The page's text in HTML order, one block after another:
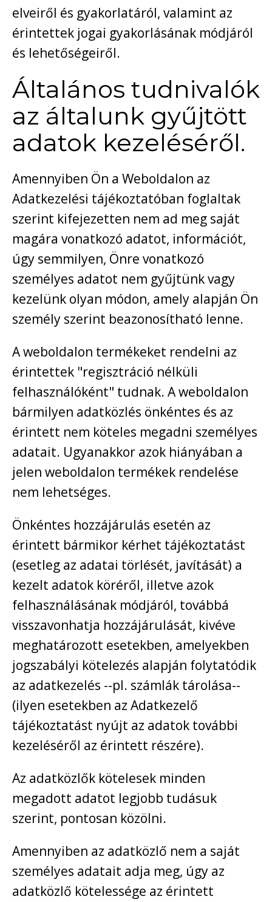
elveiről és gyakorlatáról, valamint az
érintettek jogai gyakorlásának módjáról
és lehetőségeiről.
Általános tudnivalók
az általunk gyűjtött
adatok kezeléséről.
Amennyiben Ön a Weboldalon az
Adatkezelési tájékoztatóban foglaltak
szerint kifejezetten nem ad meg saját
magára vonatkozó adatot, információt,
úgy semmilyen, Önre vonatkozó
személyes adatot nem gyűjtünk vagy
kezelünk olyan módon, amely alapján Ön
személy szerint beazonosítható lenne.
A weboldalon termékeket rendelni az
érintettek "regisztráció nélküli
felhasználóként" tudnak. A weboldalon
bármilyen adatközlés önkéntes és az
érintett nem köteles megadni személyes
adatait. Ugyanakkor azok hiányában a
jelen weboldalon termékek rendelése
nem lehetséges.
Önkéntes hozzájárulás esetén az
érintett bármikor kérhet tájékoztatást
(esetleg az adatai törlését, javítását) a
kezelt adatok köréről, illetve azok
felhasználásának módjáról, továbbá
visszavonhatja hozzájárulását, kivéve
meghatározott esetekben, amelyekben
jogszabályi kötelezés alapján folytatódik
az adatkezelés --pl. számlák tárolása--
(ilyen esetekben az Adatkezelő
tájékoztatást nyújt az adatok további
kezeléséről az érintett részére).
Az adatközlők kötelesek minden
megadott adatot legjobb tudásuk
szerint, pontosan közölni.
Amennyiben az adatközlő nem a saját
személyes adatait adja meg, úgy az
adatközlő kötelessége az érintett